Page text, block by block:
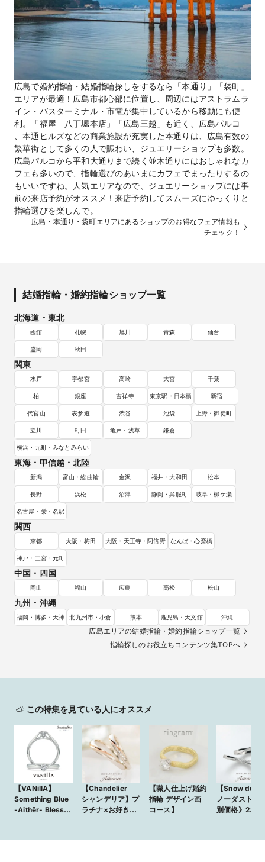
広島で婚約指輪・結婚指輪探しをするなら「本通り」「袋町」
エリアが最適！広島市都心部に位置し、周辺にはアストラムラ
イン・バスターミナル・市電が集中しているから移動にも便
利。「福屋 八丁堀本店」「広島三越」も近く、広島パルコ
、本通ヒルズなどの商業施設が充実した本通りは、広島有数の
繁華街として多くの人で賑わい、ジュエリーショップも多数。
広島パルコから平和大通りまで続く並木通りにはおしゃれなカ
フェも多いので、指輪選びのあいまにカフェでまったりするの
もいいですね。人気エリアなので、ジュエリーショップには事
前の来店予約がオススメ！来店予約してスムーズにゆっくりと
指輪選びを楽しんで。
広島・本通り・袋町エリアにあるショップのお得なフェア情報も
チェック！
結婚指輪・婚約指輪ショップ一覧
北海道・東北
函館 札幌 旭川 青森 仙台
盛岡 秋田
関東
水戸 宇都宮 高崎 大宮 千葉
柏 銀座 吉祥寺 東京駅・日本橋 新宿
代官山 表参道 渋谷 池袋 上野・御徒町
立川 町田 亀戸・浅草 鎌倉
横浜・元町・みなとみらい
東海・甲信越・北陸
新潟 富山・総曲輪 金沢 福井・大和田 松本
長野 浜松 沼津 静岡・呉服町 岐阜・柳ケ瀬
名古屋・栄・名駅
関西
京都 大阪・梅田 大阪・天王寺・阿倍野 なんば・心斎橋
神戸・三宮・元町
中国・四国
岡山 福山 広島 高松 松山
九州・沖縄
福岡・博多・天神 北九州市・小倉 熊本 鹿児島・天文館 沖縄
広島エリアの結婚指輪・婚約指輪ショップ一覧
指輪探しのお役立ちコンテンツ集TOPへ
この特集を見ている人にオススメ
【VANillA】
Something Blue
-Aithēr- Bless /
いソリティアエン
【Chandelier
シャンデリア】プ
ラチナ×お好きな
【職人仕上げ婚約
指輪 デザイン画
コース】
【Snow dust
ノーダスト】
別価格》2本
リング『plus